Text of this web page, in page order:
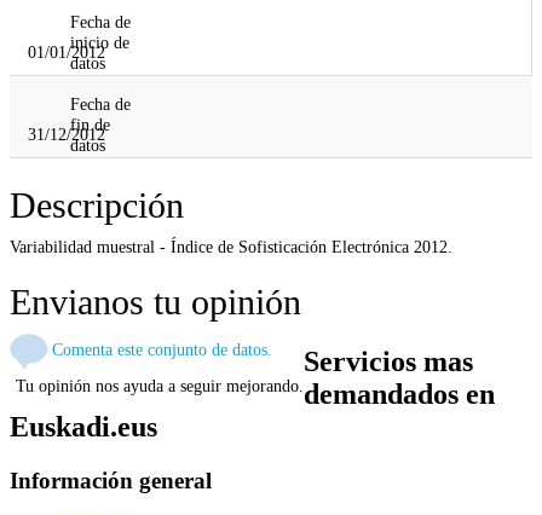
Fecha de
inicio de
datos
01/01/2012
Fecha de
fin de
datos
31/12/2012
Descripción
Variabilidad muestral - Índice de Sofisticación Electrónica 2012.
Envianos tu opinión
Comenta este conjunto de datos.
Tu opinión nos ayuda a seguir mejorando.
Servicios mas
demandados en
Euskadi.eus
Información general